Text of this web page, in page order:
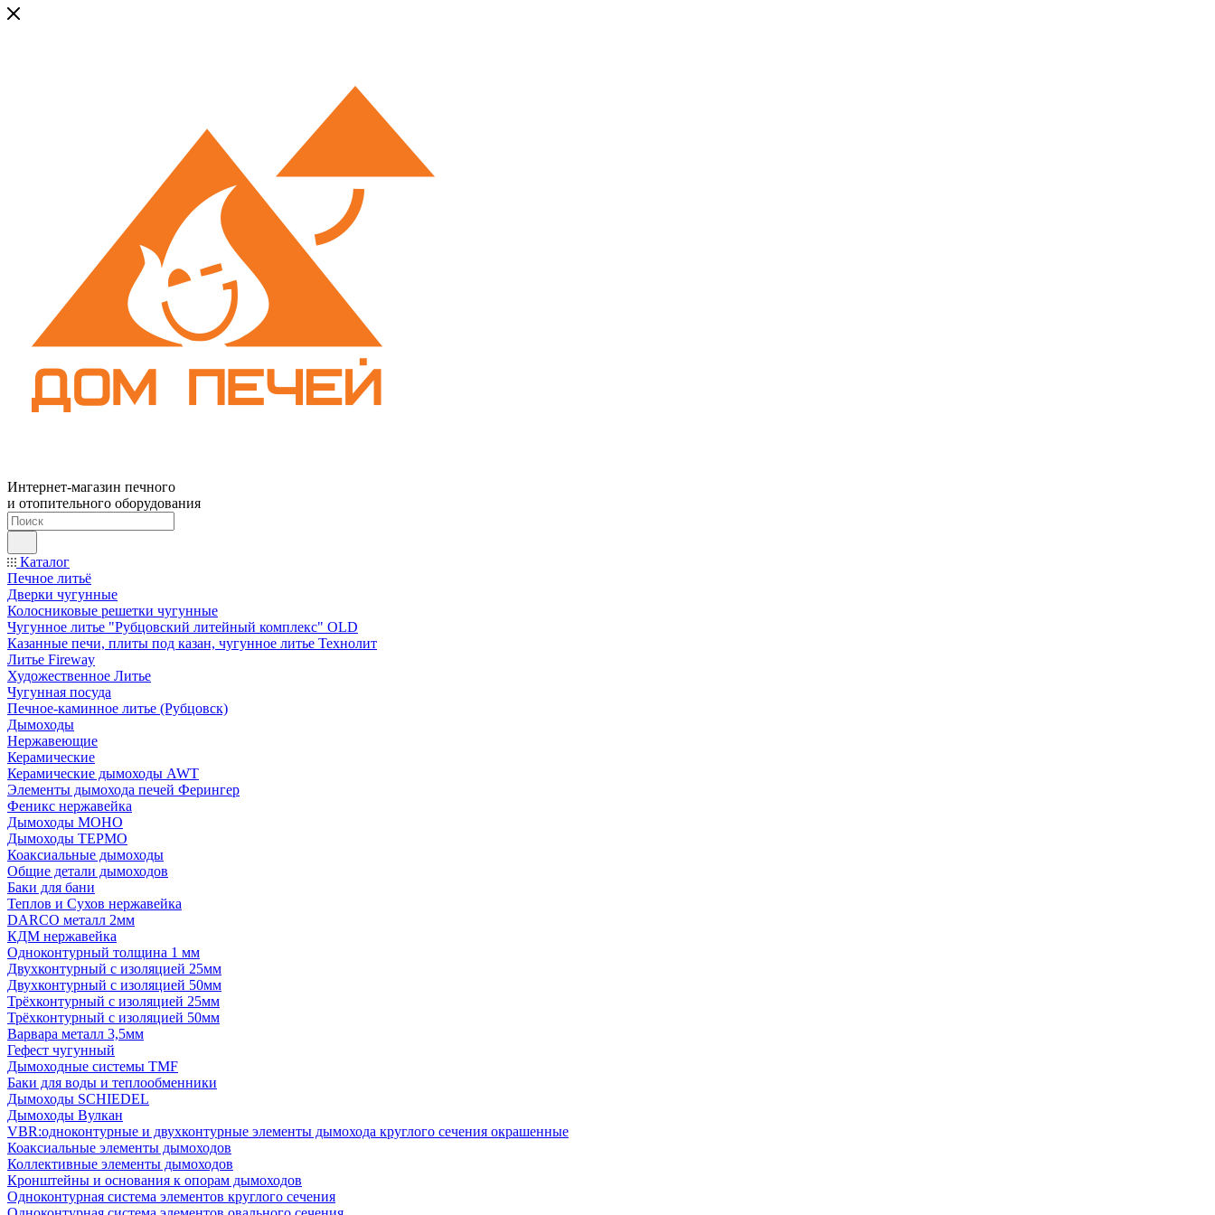
Интернет-магазин печного
и отопительного оборудования
Каталог
Печное литьё
Дверки чугунные
Колосниковые решетки чугунные
Чугунное литье "Рубцовский литейный комплекс" OLD
Казанные печи, плиты под казан, чугунное литье Технолит
Литье Fireway
Художественное Литье
Чугунная посуда
Печное-каминное литье (Рубцовск)
Дымоходы
Нержавеющие
Керамические
Керамические дымоходы AWT
Элементы дымохода печей Ферингер
Феникс нержавейка
Дымоходы МОНО
Дымоходы ТЕРМО
Коаксиальные дымоходы
Общие детали дымоходов
Баки для бани
Теплов и Сухов нержавейка
DARCO металл 2мм
КДМ нержавейка
Одноконтурный толщина 1 мм
Двухконтурный с изоляцией 25мм
Двухконтурный с изоляцией 50мм
Трёхконтурный с изоляцией 25мм
Трёхконтурный с изоляцией 50мм
Варвара металл 3,5мм
Гефест чугунный
Дымоходные системы TMF
Баки для воды и теплообменники
Дымоходы SCHIEDEL
Дымоходы Вулкан
VBR:одноконтурные и двухконтурные элементы дымохода круглого сечения окрашенные
Коаксиальные элементы дымоходов
Коллективные элементы дымоходов
Кронштейны и основания к опорам дымоходов
Одноконтурная система элементов круглого сечения